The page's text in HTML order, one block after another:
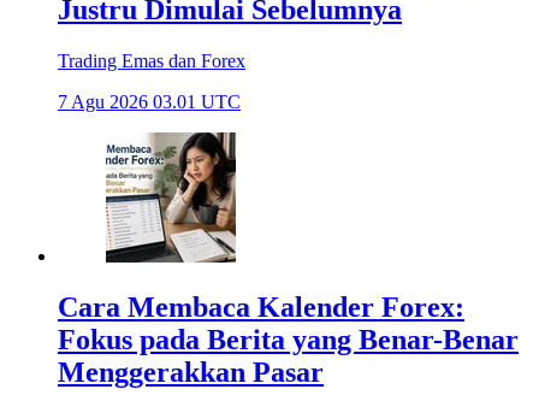
Justru Dimulai Sebelumnya
Trading Emas dan Forex
7 Agu 2026 03.01 UTC
Cara Membaca Kalender Forex:
Fokus pada Berita yang Benar-Benar
Menggerakkan Pasar